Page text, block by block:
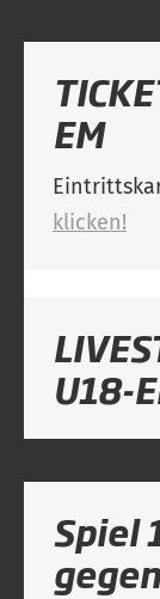
EM
klicken!
U18-
Spiel